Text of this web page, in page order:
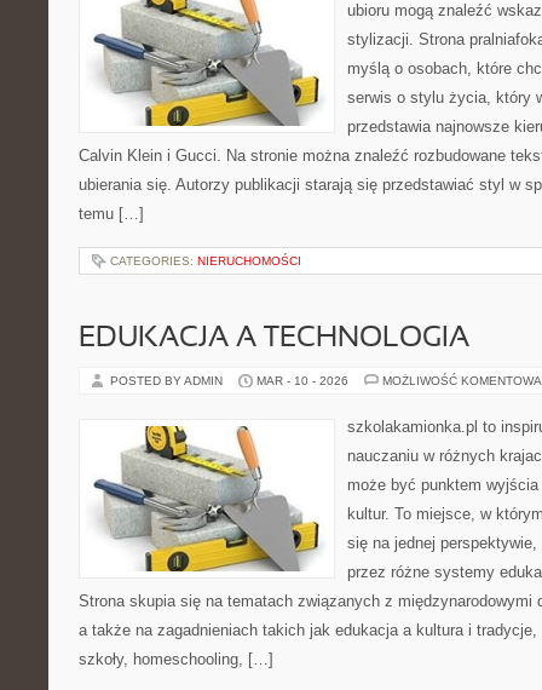
ubioru mogą znaleźć
stylizacji. Strona
myślą o osobach, które
serwis o stylu życia, który
przedstawia najnowsze
Calvin Klein i Gucci. Na stronie można znaleźć rozbudowane
ubierania się. Autorzy publikacji starają się przedstawiać styl w
temu […]
CATEGORIES: NIERUCHOMOŚCI
EDUKACJA A TECHNOLOGIA
POSTED BY ADMIN MAR - 10 - 2026 MOŻLIWOŚĆ
szkolakamionka.pl to
nauczaniu w różnych
może być punktem
kultur. To miejsce, w
się na jednej
przez różne systemy
Strona skupia się na tematach związanych z międzynarodowymi
a także na zagadnieniach takich jak edukacja a kultura i
szkoły, homeschooling, […]